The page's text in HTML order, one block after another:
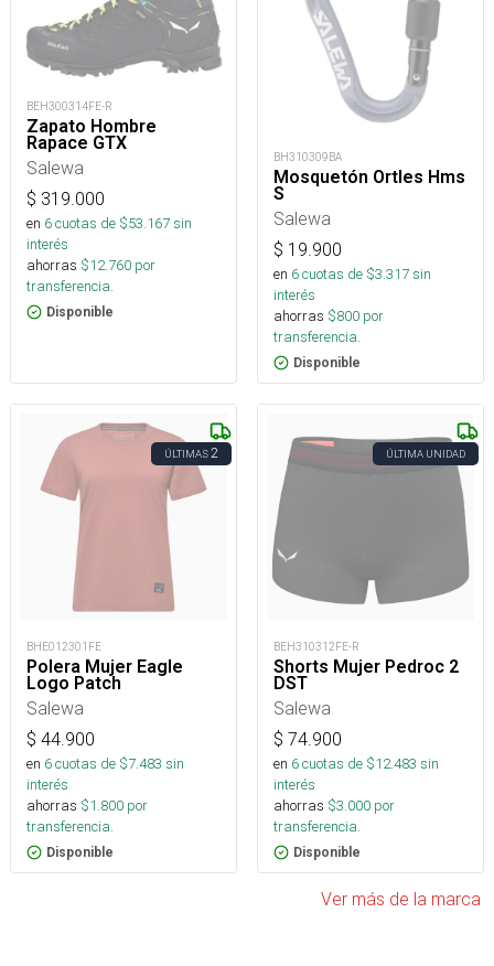
BEH300314FE-R
Zapato Hombre
Rapace GTX
Salewa
$ 319.000
en 6cuotas de $53.167sin
interés
ahorras $12.760 por
transferencia.
Disponible
BH310309BA
Mosquetón Ortles Hms
S
Salewa
$ 19.900
en 6cuotas de $3.317sin
interés
ahorras $800 por
transferencia.
Disponible
ÚLTIMAS2
BHE012301FE
Polera Mujer Eagle
Logo Patch
Salewa
$ 44.900
en 6cuotas de $7.483 sin
interés
ahorras $1.800 por
transferencia.
Disponible
ÚLTIMA UNIDAD
BEH310312FE-R
Shorts Mujer Pedroc 2
DST
Salewa
$ 74.900
en 6cuotas de $12.483 sin
interés
ahorras $3.000 por
transferencia.
Disponible
Ver más de la marca